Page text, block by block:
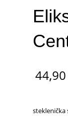
44,90
steklenička